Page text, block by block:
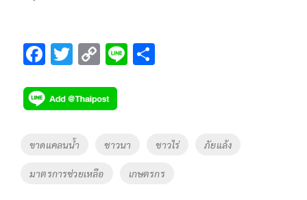
F
e
b
o
k
T
tt
er
C
p
y
Li
k
Li
Tags
ขาดแคลนน้ำ ชาวนา ชาวไร่ ภัยแล้ง
มาตรการช่วยเหลือ เกษตรกร